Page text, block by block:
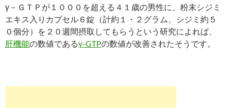
γ－ＧＴＰが１０００を超える４１歳の男性に、粉末シジミ
エキス入りカプセル６錠（計約１・２グラム、シジミ約５
０個分）を２０週間摂取してもらうという研究によれば、
肝機能の数値であるγ-GTPの数値が改善されたそうです。